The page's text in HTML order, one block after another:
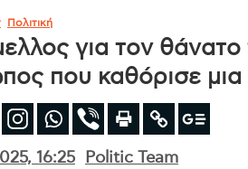
Πολιτική
για τον
που καθόρισε μια
16:25 Politic Team